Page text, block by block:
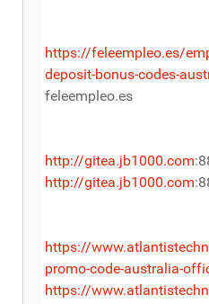
https://feleempleo.es/
deposit-bonus-codes-
feleempleo.es
http://gitea.jb1000.com
http://gitea.jb1000.com
https://
promo-code-australia-
https://